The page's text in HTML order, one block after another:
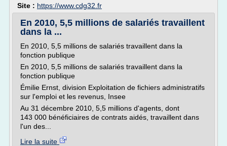
Site : https://www.cdg32.fr
En 2010, 5,5 millions de salariés travaillent
dans la ...
En 2010, 5,5 millions de salariés travaillent dans la
fonction publique
En 2010, 5,5 millions de salariés travaillent dans la
fonction publique
Émilie Ernst, division Exploitation de fichiers administratifs
sur l'emploi et les revenus, Insee
Au 31 décembre 2010, 5,5 millions d'agents, dont
143 000 bénéficiaires de contrats aidés, travaillent dans
l'un des...
Lire la suite